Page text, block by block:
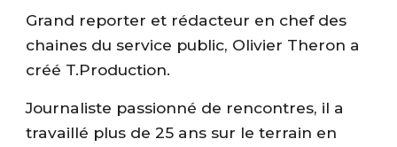
Grand reporter et rédacteur en chef des
chaines du service public, Olivier Theron a
créé T.Production.
Journaliste passionné de rencontres, il a
travaillé plus de 25 ans sur le terrain en